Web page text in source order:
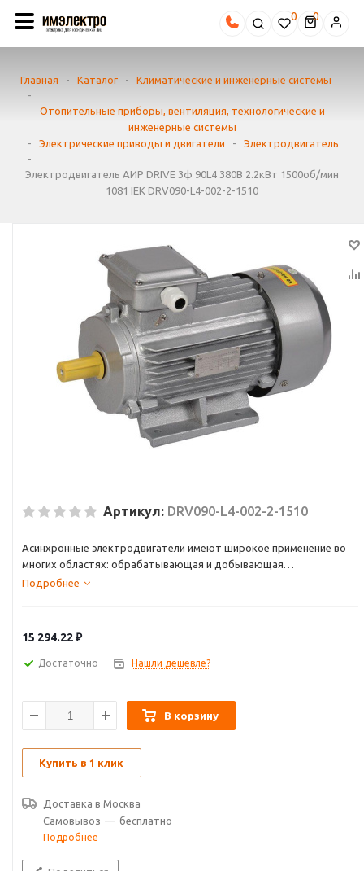
0
Главная - Каталог -
Климатические и инженерные системы
-
Отопительные приборы, вентиляция, технологические и
инженерные системы
-
Электрические приводы и двигатели -
Электродвигатель
-
Электродвигатель АИР DRIVE 3ф 90L4 380В 2.2кВт 1500об/мин
1081 IEK DRV090-L4-002-2-1510
Артикул: DRV090-L4-002-2-1510
Асинхронные электродвигатели имеют широкое применение во
многих областях: обрабатывающая и добывающая
промышленность, строительство и ЖКХ, энергетика и транспорт.
Подробнее
15 294.22₽
Достаточно Нашли дешевле?
В корзину
Купить в 1 клик
Доставка в Москва
Самовывоз — бесплатно
Подробнее